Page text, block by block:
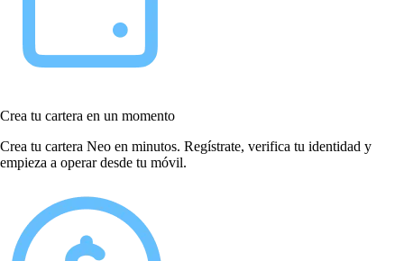
Crea tu cartera en un momento
Crea tu cartera Neo en minutos. Regístrate, verifica tu identidad y
empieza a operar desde tu móvil.